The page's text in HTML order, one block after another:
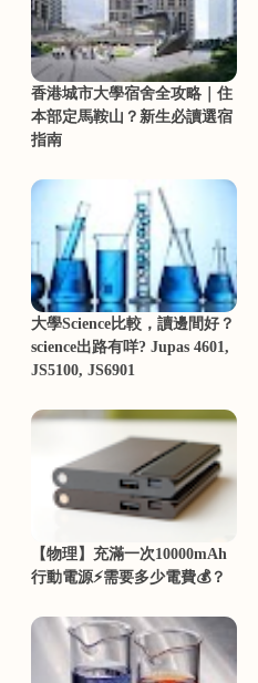
香港城市大學宿舍全攻略｜住
本部定馬鞍山？新生必讀選宿
指南
大學Science比較，讀邊間好？
science出路有咩? Jupas 4601,
JS5100, JS6901
【物理】充滿一次10000mAh
行動電源⚡需要多少電費💰？